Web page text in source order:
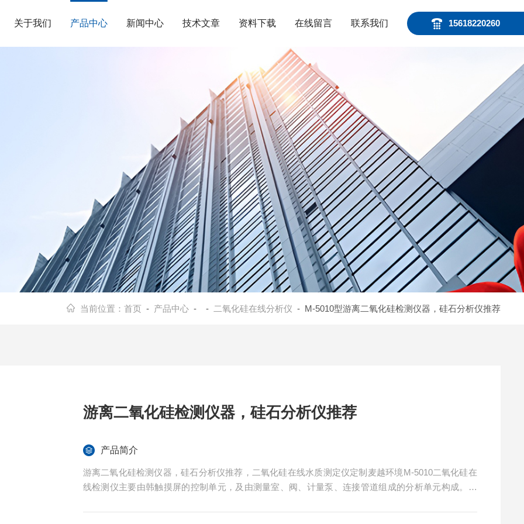
15618220260
关于我们 产品中心 新闻中心 技术文章 资料下载 在线留言 联系我们
当前位置： 首页 - 产品中心- - 二氧化硅在线分析仪 - M-5010型游离二氧化硅检测仪器，硅石分析仪推荐
游离二氧化硅检测仪器，硅石分析仪推荐
产品简介
游离二氧化硅检测仪器，硅石分析仪推荐，二氧化硅在线水质测定仪定制麦越环境M-5010二氧化硅在
线检测仪主要由韩触摸屏的控制单元，及由测量室、阀、计量泵、连接管道组成的分析单元构成。控